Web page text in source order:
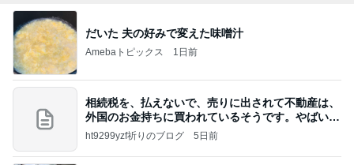
だいた 夫の好みで変えた味噌汁
Amebaトピックス 1日前
相続税を、払えないで、売りに出されて不動産は、
外国のお金持ちに買われているそうです。やばいで
すよ
ht9299yzf祈りのブログ 5日前